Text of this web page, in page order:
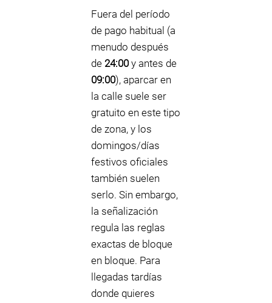
Fuera del período
de pago habitual (a
menudo después
de 24:00y antes de
09:00), aparcar en
la calle suele ser
gratuito en este tipo
de zona, y los
domingos/días
festivos oficiales
también suelen
serlo. Sin embargo,
la señalización
regula las reglas
exactas de bloque
en bloque. Para
llegadas tardías
donde quieres